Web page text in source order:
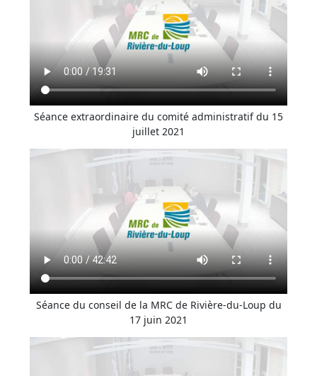
Séance extraordinaire du comité administratif du 15
juillet 2021
Séance du conseil de la MRC de Rivière-du-Loup du
17 juin 2021